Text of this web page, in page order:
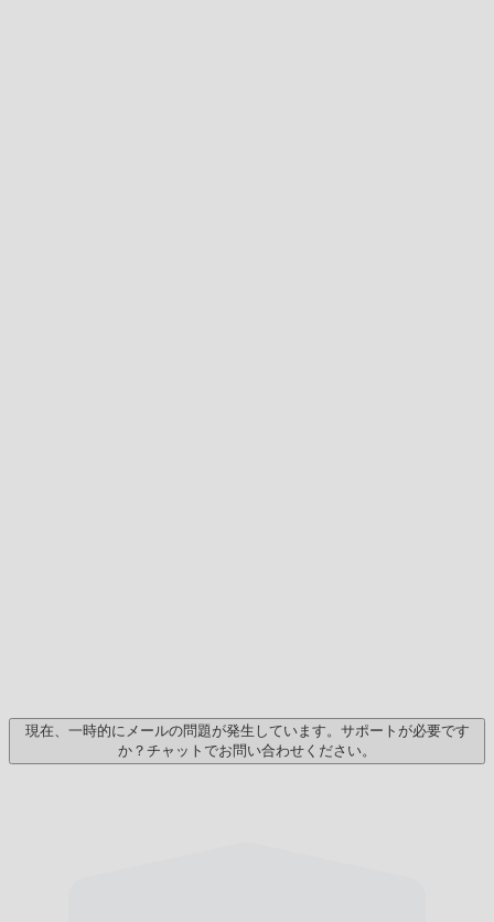
現在、一時的にメールの問題が発生しています。サポートが必要です
か？チャットでお問い合わせください。